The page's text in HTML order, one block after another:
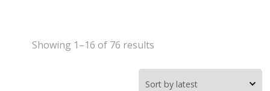
Showing 1–16 of 76 results